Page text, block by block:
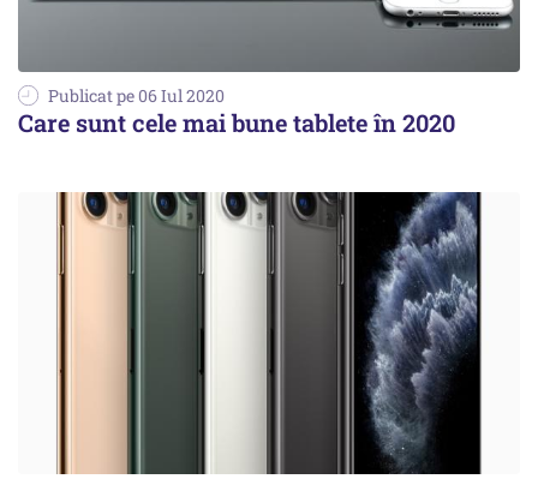
Publicat pe 06 Iul 2020
Care sunt cele mai bune tablete în 2020